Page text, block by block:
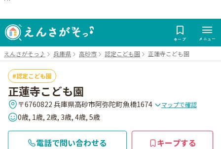
キープ メニュー
えんさがそっ♪ 兵庫県 高砂市 認定こども園 正蓮寺こども園
認定こども園
正蓮寺こども園
〒6760822 兵庫県高砂市阿弥陀町魚橋1674 マップで確認
0歳, 1歳, 2歳, 3歳, 4歳, 5歳
電話で問い合わせる キープする